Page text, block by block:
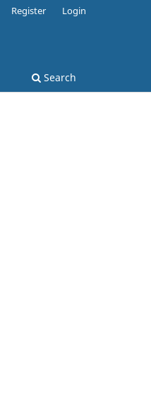
Search
Register Login